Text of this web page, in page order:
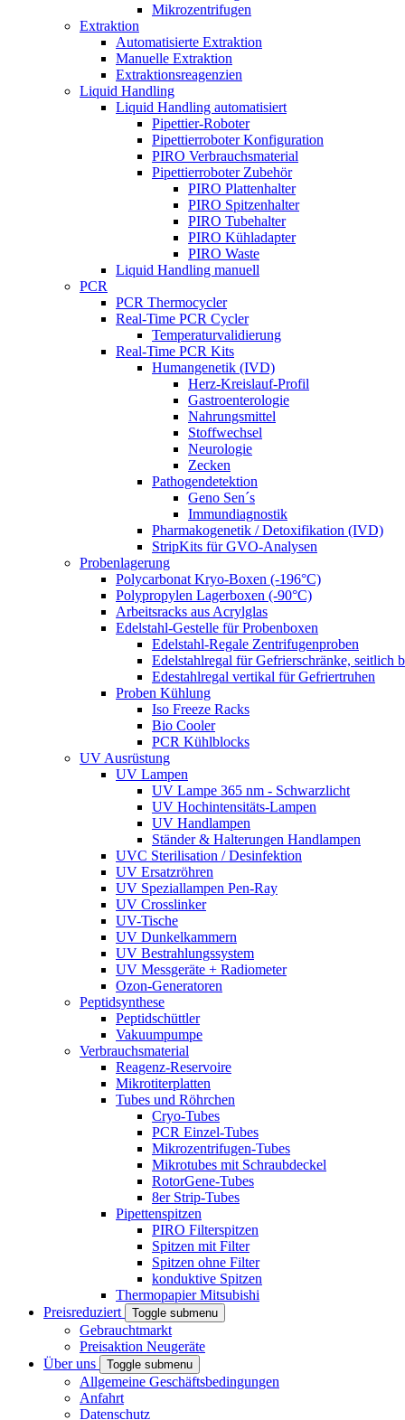
Mikrozentrifugen
Extraktion
Automatisierte Extraktion
Manuelle Extraktion
Extraktionsreagenzien
Liquid Handling
Liquid Handling automatisiert
Pipettier-Roboter
Pipettierroboter Konfiguration
PIRO Verbrauchsmaterial
Pipettierroboter Zubehör
PIRO Plattenhalter
PIRO Spitzenhalter
PIRO Tubehalter
PIRO Kühladapter
PIRO Waste
Liquid Handling manuell
PCR
PCR Thermocycler
Real-Time PCR Cycler
Temperaturvalidierung
Real-Time PCR Kits
Humangenetik (IVD)
Herz-Kreislauf-Profil
Gastroenterologie
Nahrungsmittel
Stoffwechsel
Neurologie
Zecken
Pathogendetektion
Geno Sen´s
Immundiagnostik
Pharmakogenetik / Detoxifikation (IVD)
StripKits für GVO-Analysen
Probenlagerung
Polycarbonat Kryo-Boxen (-196°C)
Polypropylen Lagerboxen (-90°C)
Arbeitsracks aus Acrylglas
Edelstahl-Gestelle für Probenboxen
Edelstahl-Regale Zentrifugenproben
Edelstahlregal für Gefrierschränke, seitlich
Edestahlregal vertikal für Gefriertruhen
Proben Kühlung
Iso Freeze Racks
Bio Cooler
PCR Kühlblocks
UV Ausrüstung
UV Lampen
UV Lampe 365 nm - Schwarzlicht
UV Hochintensitäts-Lampen
UV Handlampen
Ständer & Halterungen Handlampen
UVC Sterilisation / Desinfektion
UV Ersatzröhren
UV Speziallampen Pen-Ray
UV Crosslinker
UV-Tische
UV Dunkelkammern
UV Bestrahlungssystem
UV Messgeräte + Radiometer
Ozon-Generatoren
Peptidsynthese
Peptidschüttler
Vakuumpumpe
Verbrauchsmaterial
Reagenz-Reservoire
Mikrotiterplatten
Tubes und Röhrchen
Cryo-Tubes
PCR Einzel-Tubes
Mikrozentrifugen-Tubes
Mikrotubes mit Schraubdeckel
RotorGene-Tubes
8er Strip-Tubes
Pipettenspitzen
PIRO Filterspitzen
Spitzen mit Filter
Spitzen ohne Filter
konduktive Spitzen
Thermopapier Mitsubishi
Preisreduziert
Toggle submenu
Gebrauchtmarkt
Preisaktion Neugeräte
Über uns
Toggle submenu
Allgemeine Geschäftsbedingungen
Anfahrt
Datenschutz